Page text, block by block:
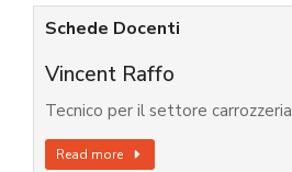
Schede Docenti
Vincent Raffo
Tecnico per il settore carrozzeria
Read more